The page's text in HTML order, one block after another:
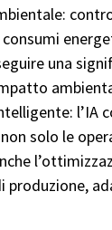
una
l’IA
solo le
produzione,